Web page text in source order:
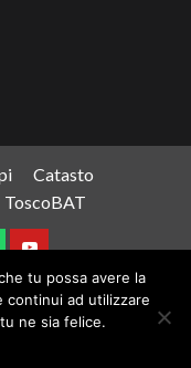
Catasto
ToscoBAT
CoverNewsby AF
tu possa avere la
continui ad utilizzare
ne sia felice.